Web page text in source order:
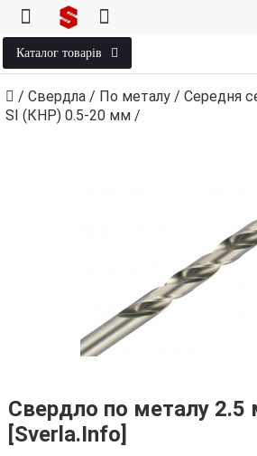
Каталог товарів
/ Свердла / По металу / Середня
SI (КНР) 0.5‑20 мм /
Свердло по металу
[Sverla.Info]